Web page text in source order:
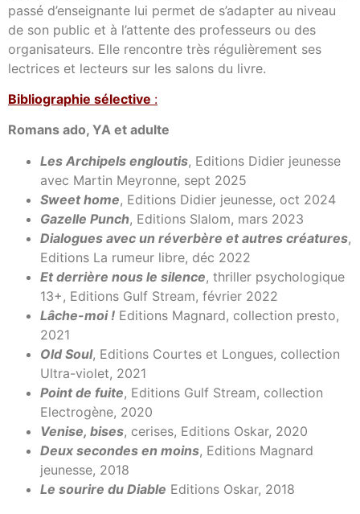
passé d’enseignante lui permet de s’adapter au niveau
de son public et à l’attente des professeurs ou des
organisateurs. Elle rencontre très régulièrement ses
lectrices et lecteurs sur les salons du livre.
Bibliographie sélective :
Romans ado, YA et adulte
Les Archipels engloutis, Editions Didier jeunesse
avec Martin Meyronne, sept 2025
Sweet home, Editions Didier jeunesse, oct 2024
Gazelle Punch, Editions Slalom, mars 2023
Dialogues avec un réverbère et autres créatures,
Editions La rumeur libre, déc 2022
Et derrière nous le silence, thriller psychologique
13+, Editions Gulf Stream, février 2022
Lâche-moi ! Editions Magnard, collection presto,
2021
Old Soul, Editions Courtes et Longues, collection
Ultra-violet, 2021
Point de fuite, Editions Gulf Stream, collection
Electrogène, 2020
Venise, bises, cerises, Editions Oskar, 2020
Deux secondes en moins, Editions Magnard
jeunesse, 2018
Le sourire du Diable Editions Oskar, 2018